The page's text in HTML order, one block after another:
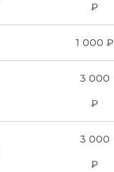
₽
1 000 ₽
3 000
₽
3 000
₽